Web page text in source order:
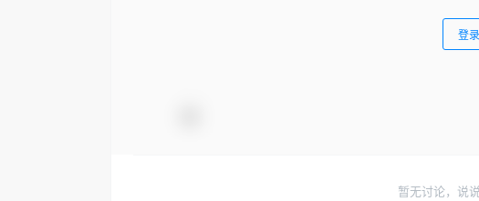
登录
暂无讨论，说